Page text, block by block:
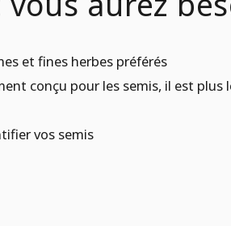
et fines herbes préférés
conçu pour les semis, il est plus
vos semis